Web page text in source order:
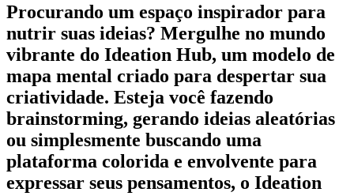
Procurando um espaço inspirador para
nutrir suas ideias? Mergulhe no mundo
vibrante do Ideation Hub, um modelo de
mapa mental criado para despertar sua
criatividade. Esteja você fazendo
brainstorming, gerando ideias aleatórias
ou simplesmente buscando uma
plataforma colorida e envolvente para
expressar seus pensamentos, o Ideation